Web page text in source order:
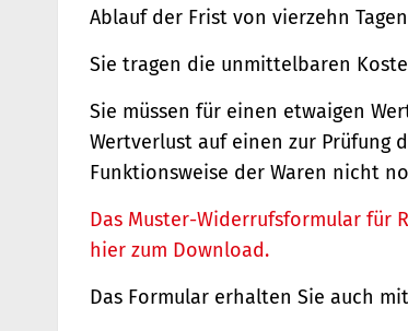
Ablauf der Frist von vierzehn
Sie tragen die unmittelbaren
Sie müssen für einen etwaigen
Wertverlust auf einen zur Prüfung
Funktionsweise der Waren nicht
Das Muster-Widerrufsformular für
hier zum Download.
Das Formular erhalten Sie auch